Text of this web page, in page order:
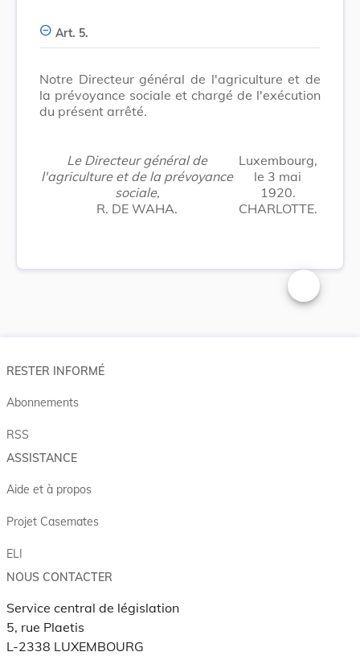
Art. 5.
Notre Directeur général de l'agriculture et de
la prévoyance sociale et chargé de l'exécution
du présent arrêté.
Le Directeur général de
l'agriculture et de la prévoyance
sociale,
R. DE WAHA.
Luxembourg,
le 3 mai
1920.
CHARLOTTE.
Changer la
RESTER INFORMÉ
Abonnements
RSS
ASSISTANCE
Aide et à propos
Projet Casemates
ELI
NOUS CONTACTER
Service central de législation
5, rue Plaetis
L-2338 LUXEMBOURG